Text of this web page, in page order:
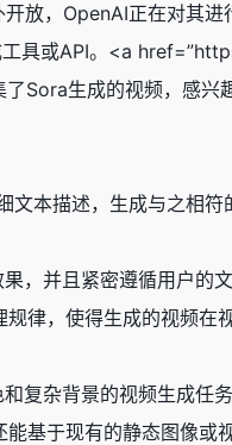
放，OpenAI正在对其
具或API。<a
Sora生成的视频，感兴
描述，生成与之相符
并且紧密遵循用户的
，使得生成的视频在
杂背景的视频生成任
于现有的静态图像或